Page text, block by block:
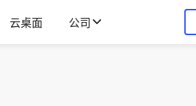
云桌面 公司